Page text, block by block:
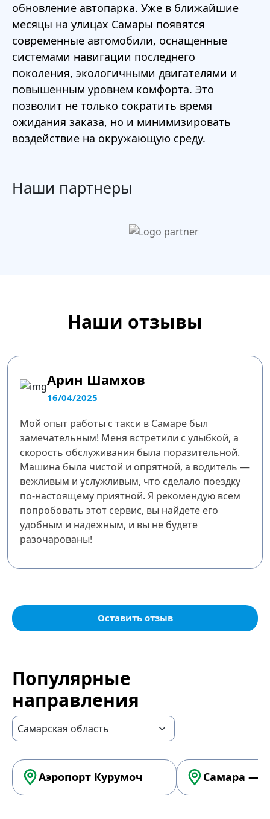
обновление автопарка. Уже в ближайшие
месяцы на улицах Самары появятся
современные автомобили, оснащенные
системами навигации последнего
поколения, экологичными двигателями и
повышенным уровнем комфорта. Это
позволит не только сократить время
ожидания заказа, но и минимизировать
воздействие на окружающую среду.
Наши партнеры
Наши отзывы
Арин Шамхов
16/04/2025
Мой опыт работы с такси в Самаре был
замечательным! Меня встретили с улыбкой, а
скорость обслуживания была поразительной.
Машина была чистой и опрятной, а водитель —
вежливым и услужливым, что сделало поездку
по-настоящему приятной. Я рекомендую всем
попробовать этот сервис, вы найдете его
удобным и надежным, и вы не будете
разочарованы!
Оставить отзыв
Популярные
направления
Аэропорт Курумоч Самара —